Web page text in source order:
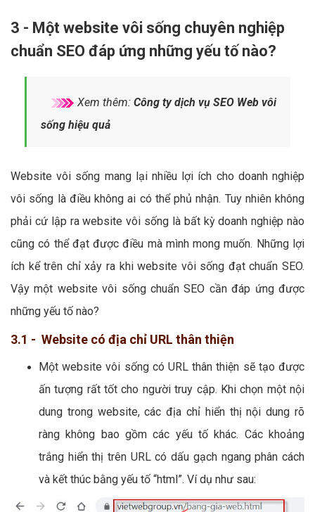
3 - Một website vôi sống chuyên nghiệp
chuẩn SEO đáp ứng những yếu tố nào?
Xem thêm: Công ty dịch vụ SEO Web vôi
sống hiệu quả
Website vôi sống mang lại nhiều lợi ích cho doanh nghiệp
vôi sống là điều không ai có thể phủ nhận. Tuy nhiên không
phải cứ lập ra website vôi sống là bất kỳ doanh nghiệp nào
cũng có thể đạt được điều mà mình mong muốn. Những lợi
ích kể trên chỉ xảy ra khi website vôi sống đạt chuẩn SEO.
Vậy một website vôi sống chuẩn SEO cần đáp ứng được
những yếu tố nào?
3.1 - Website có địa chỉ URL thân thiện
Một website vôi sống có URL thân thiện sẽ tạo được
ấn tượng rất tốt cho người truy cập. Khi chọn một nội
dung trong website, các địa chỉ hiển thị nội dung rõ
ràng không bao gồm các yếu tố khác. Các khoảng
trắng hiển thị trên URL có dấu gạch ngang phân cách
và kết thúc bằng yếu tố “html”. Ví dụ như sau: